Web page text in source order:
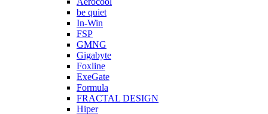
be quiet
In-Win
FSP
GMNG
Gigabyte
Foxline
ExeGate
Formula
FRACTAL DESIGN
Hiper